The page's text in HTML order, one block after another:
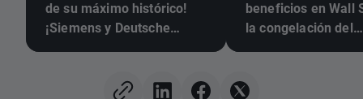
de su máximo histórico!
¡Siemens y Deutsche
beneficios en Wall
la congelación del